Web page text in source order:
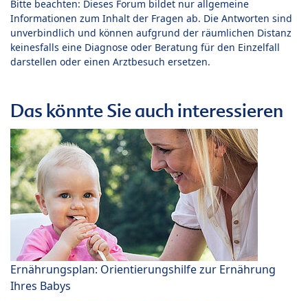
Bitte beachten: Dieses Forum bildet nur allgemeine
Informationen zum Inhalt der Fragen ab. Die Antworten sind
unverbindlich und können aufgrund der räumlichen Distanz
keinesfalls eine Diagnose oder Beratung für den Einzelfall
darstellen oder einen Arztbesuch ersetzen.
Das könnte Sie auch interessieren
Ernährungsplan: Orientierungshilfe zur Ernährung
Ihres Babys